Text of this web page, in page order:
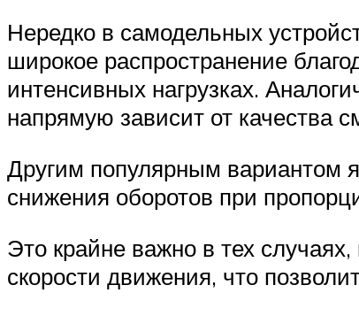
Нередко в самодельных
широкое распространение
интенсивных нагрузках.
напрямую зависит от качества
Другим популярным вариантом
снижения оборотов при
Это крайне важно в тех
скорости движения, что